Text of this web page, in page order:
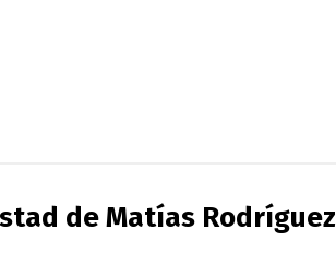
de Matías Rodríguez